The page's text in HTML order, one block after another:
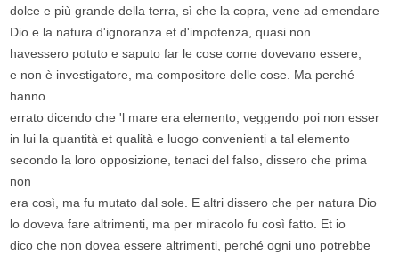
dolce e più grande della terra, sì che la copra, vene ad emendare
Dio e la natura d'ignoranza et d'impotenza, quasi non
havessero potuto e saputo far le cose come dovevano essere;
e non è investigatore, ma compositore delle cose. Ma perché
hanno
errato dicendo che 'l mare era elemento, veggendo poi non esser
in lui la quantità et qualità e luogo convenienti a tal elemento
secondo la loro opposizione, tenaci del falso, dissero che prima
non
era così, ma fu mutato dal sole. E altri dissero che per natura Dio
lo doveva fare altrimenti, ma per miracolo fu così fatto. Et io
dico che non dovea essere altrimenti, perché ogni uno potrebbe